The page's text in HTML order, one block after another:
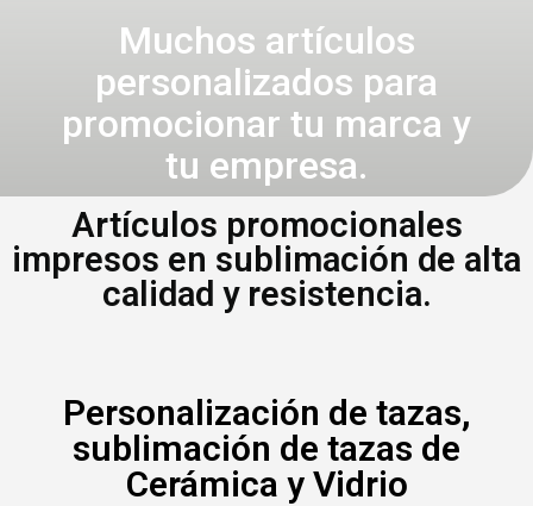
Muchos artículos
personalizados para
promocionar tu marca y
tu empresa.
Artículos promocionales
impresos en sublimación de alta
calidad y resistencia.
Personalización de tazas,
sublimación de tazas de
Cerámica y Vidrio